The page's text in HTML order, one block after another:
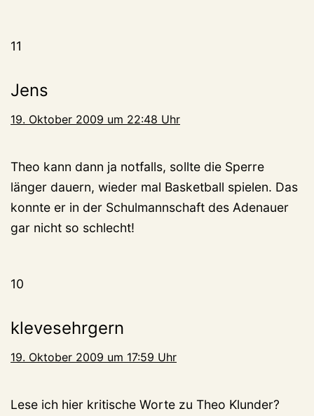
11
Jens
19. Oktober 2009 um 22:48 Uhr
Theo kann dann ja notfalls, sollte die Sperre
länger dauern, wieder mal Basketball spielen. Das
konnte er in der Schulmannschaft des Adenauer
gar nicht so schlecht!
10
klevesehrgern
19. Oktober 2009 um 17:59 Uhr
Lese ich hier kritische Worte zu Theo Klunder?